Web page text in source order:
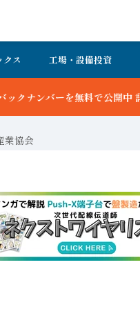
ス 工場・設備投資
中 詳細はこちら
業協会